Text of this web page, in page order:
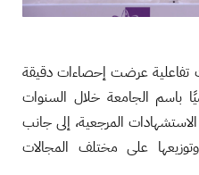
عرضت إحصاءات دقيقة
باسم الجامعة خلال السنوات
المرجعية، إلى جانب
على مختلف المجالات